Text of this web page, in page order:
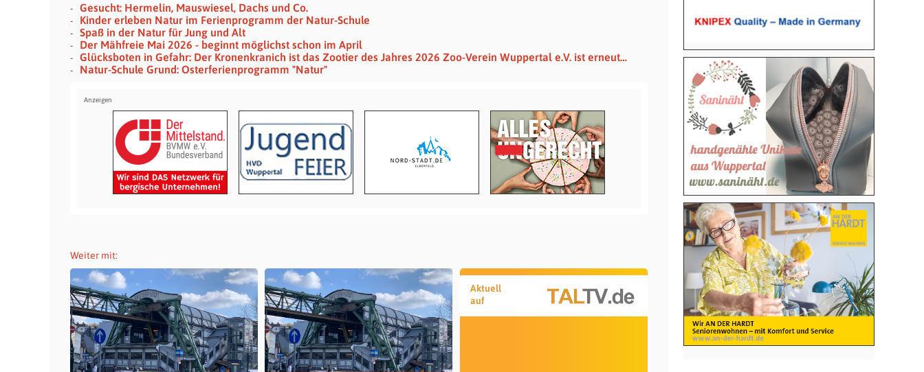
Gesucht: Hermelin, Mauswiesel, Dachs und Co.
Kinder erleben Natur im Ferienprogramm der Natur-Schule
Spaß in der Natur für Jung und Alt
Der Mähfreie Mai 2026 - beginnt möglichst schon im April
Glücksboten in Gefahr: Der Kronenkranich ist das Zootier des Jahres 2026 Zoo-Verein Wuppertal e.V. ist erneut…
Natur-Schule Grund: Osterferienprogramm "Natur"
Weiter mit:
Aktuell
auf